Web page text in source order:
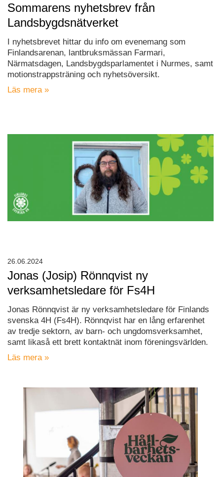
Sommarens nyhetsbrev från
Landsbygdsnätverket
I nyhetsbrevet hittar du info om evenemang som
Finlandsarenan, lantbruksmässan Farmari,
Närmatsdagen, Landsbygdsparlamentet i Nurmes, samt
motionstrappsträning och nyhetsöversikt.
Läs mera »
Jonas (Josip) Rönnqvist ny
verksamhetsledare för Fs4H
Jonas Rönnqvist är ny verksamhetsledare för Finlands
svenska 4H (Fs4H). Rönnqvist har en lång erfarenhet
av tredje sektorn, av barn- och ungdomsverksamhet,
samt likaså ett brett kontaktnät inom föreningsvärlden.
Läs mera »
26.06.2024